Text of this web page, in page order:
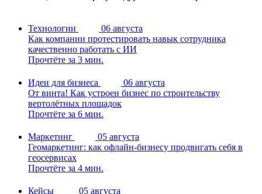
Технологии
06 августа
Как компании протестировать навык сотрудника
качественно работать с ИИ
Прочтёте за 3 мин.
Идеи для бизнеса
06 августа
От винта! Как устроен бизнес по строительству
вертолётных площадок
Прочтёте за 6 мин.
Маркетинг
05 августа
Геомаркетинг: как офлайн-бизнесу продвигать себя в
геосервисах
Прочтёте за 4 мин.
Кейсы
05 августа